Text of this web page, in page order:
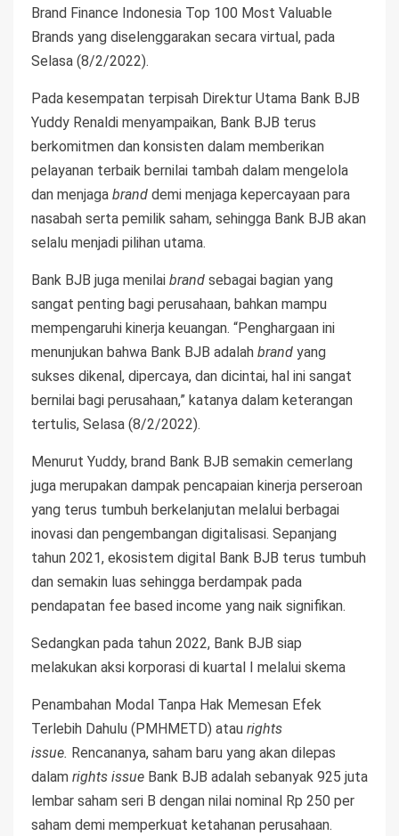
Brand Finance Indonesia Top 100 Most Valuable
Brands yang diselenggarakan secara virtual, pada
Selasa (8/2/2022).
Pada kesempatan terpisah Direktur Utama Bank BJB
Yuddy Renaldi menyampaikan, Bank BJB terus
berkomitmen dan konsisten dalam memberikan
pelayanan terbaik bernilai tambah dalam mengelola
dan menjaga brand demi menjaga kepercayaan para
nasabah serta pemilik saham, sehingga Bank BJB akan
selalu menjadi pilihan utama.
Bank BJB juga menilai brand sebagai bagian yang
sangat penting bagi perusahaan, bahkan mampu
mempengaruhi kinerja keuangan. “Penghargaan ini
menunjukan bahwa Bank BJB adalah brand yang
sukses dikenal, dipercaya, dan dicintai, hal ini sangat
bernilai bagi perusahaan,” katanya dalam keterangan
tertulis, Selasa (8/2/2022).
Menurut Yuddy, brand Bank BJB semakin cemerlang
juga merupakan dampak pencapaian kinerja perseroan
yang terus tumbuh berkelanjutan melalui berbagai
inovasi dan pengembangan digitalisasi. Sepanjang
tahun 2021, ekosistem digital Bank BJB terus tumbuh
dan semakin luas sehingga berdampak pada
pendapatan fee based income yang naik signifikan.
Sedangkan pada tahun 2022, Bank BJB siap
melakukan aksi korporasi di kuartal I melalui skema
Penambahan Modal Tanpa Hak Memesan Efek
Terlebih Dahulu (PMHMETD) atau rights
issue. Rencananya, saham baru yang akan dilepas
dalam rights issue Bank BJB adalah sebanyak 925 juta
lembar saham seri B dengan nilai nominal Rp 250 per
saham demi memperkuat ketahanan perusahaan.